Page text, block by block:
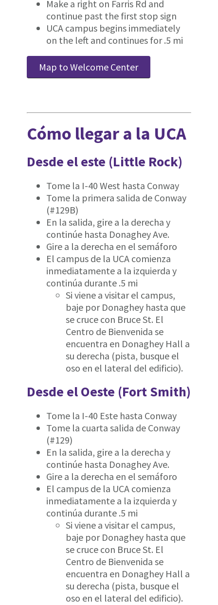
Make a right on Farris Rd and
continue past the first stop sign
UCA campus begins immediately
on the left and continues for .5 mi
Map to Welcome Center
Cómo llegar a la UCA
Desde el este (Little Rock)
Tome la I-40 West hasta Conway
Tome la primera salida de Conway
(#129B)
En la salida, gire a la derecha y
continúe hasta Donaghey Ave.
Gire a la derecha en el semáforo
El campus de la UCA comienza
inmediatamente a la izquierda y
continúa durante .5 mi
Si viene a visitar el campus,
baje por Donaghey hasta que
se cruce con Bruce St. El
Centro de Bienvenida se
encuentra en Donaghey Hall a
su derecha (pista, busque el
oso en el lateral del edificio).
Desde el Oeste (Fort Smith)
Tome la I-40 Este hasta Conway
Tome la cuarta salida de Conway
(#129)
En la salida, gire a la derecha y
continúe hasta Donaghey Ave.
Gire a la derecha en el semáforo
El campus de la UCA comienza
inmediatamente a la izquierda y
continúa durante .5 mi
Si viene a visitar el campus,
baje por Donaghey hasta que
se cruce con Bruce St. El
Centro de Bienvenida se
encuentra en Donaghey Hall a
su derecha (pista, busque el
oso en el lateral del edificio).